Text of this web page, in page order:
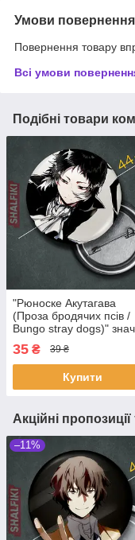
Умови повернення
Повернення товару
Всі умови
Подібні товари
"Рюноске Акутагава
(Проза бродячих псів /
Bungo stray dogs)"
мм
35 ₴ 39 ₴
Купити
Акційні
–11%